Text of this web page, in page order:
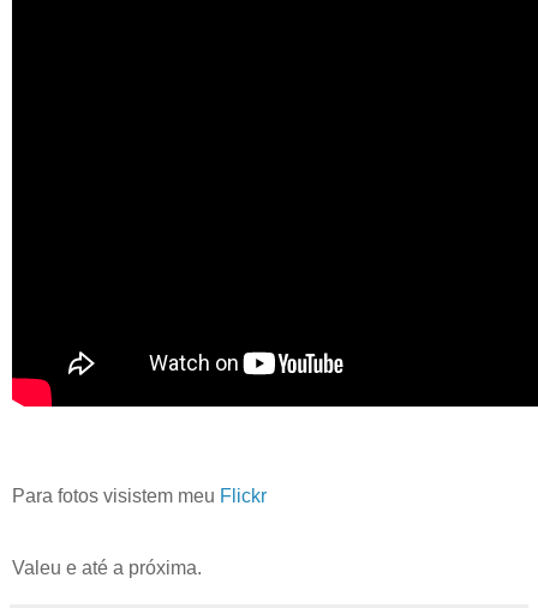
Para fotos visistem meu Flickr
Valeu e até a próxima.